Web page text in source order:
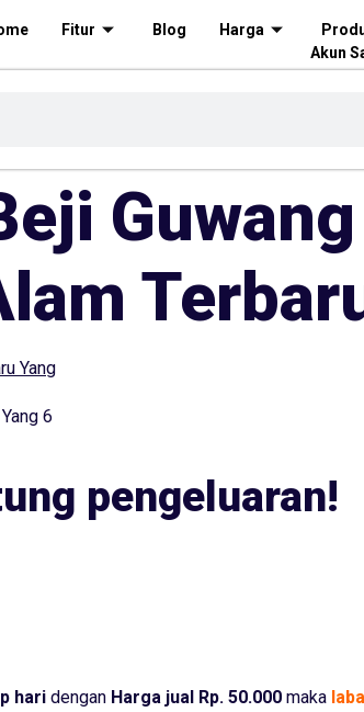
Fitur Blog Harga
Akun
6
pengeluaran!
hari dengan Harga jual Rp. 50.000 maka